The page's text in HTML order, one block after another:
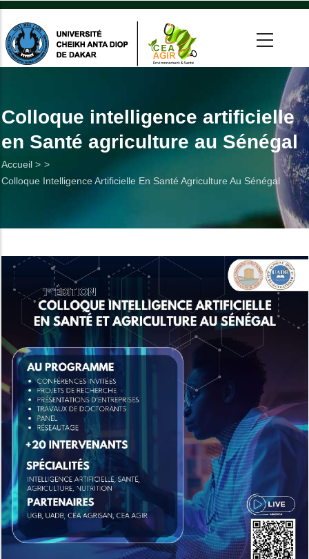
Aller
contenu
principal
Colloque intelligence artificielle
en Santé agriculture au Sénégal
Fil
d'Ariane
Accueil >
Colloque Intelligence Artificielle En Santé Agriculture Au Sénégal